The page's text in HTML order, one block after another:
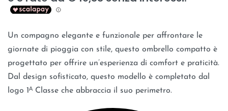
Un compagno elegante e funzionale per affrontare le
giornate di pioggia con stile, questo ombrello compatto è
progettato per offrire un’esperienza di comfort e praticità.
Dal design sofisticato, questo modello è completato dal
logo 1ᴬ Classe che abbraccia il suo perimetro.